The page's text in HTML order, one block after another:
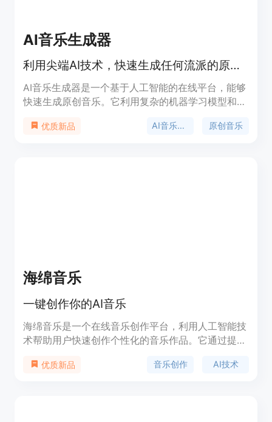
AI音乐生成器
利用尖端AI技术，快速生成任何流派的原创音乐。
AI音乐生成器是一个基于人工智能的在线平台，能够
快速生成原创音乐。它利用复杂的机器学习模型和神
高质量的旋律、和声和人声。该产品的主要优点是能
优质新品 AI音乐创作 原创音乐
海绵音乐
一键创作你的AI音乐
海绵音乐是一个在线音乐创作平台，利用人工智能技
术帮助用户快速创作个性化的音乐作品。它通过提供
性，让没有专业音乐背景的用户也能轻松创作出属于
优质新品 音乐创作 AI技术